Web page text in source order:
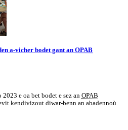
a-vicher bodet gant an OPAB
e oa bet bodet e sez an OPAB
kendivizout diwar-benn an abadennoù